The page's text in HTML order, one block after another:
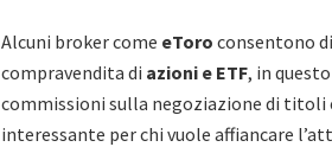
Alcuni broker come eToro consentono
compravendita di azioni e ETF, in
commissioni sulla negoziazione di titoli
interessante per chi vuole affiancare